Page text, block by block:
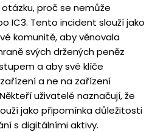
proč se nemůže
IC3. Tento incident slouží jako
komunitě, aby věnovala
svých držených peněz
a aby své klíče
a ne na zařízení
uživatelé naznačují, že
jako připomínka důležitosti
s digitálními aktivy.